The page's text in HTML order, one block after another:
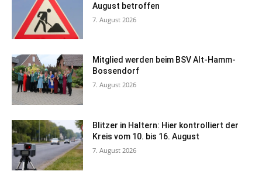
August betroffen
7. August 2026
Mitglied werden beim BSV Alt-Hamm-
Bossendorf
7. August 2026
Blitzer in Haltern: Hier kontrolliert der
Kreis vom 10. bis 16. August
7. August 2026